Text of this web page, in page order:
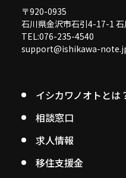
〒920-0935
石川県金沢市石引4-17-1
TEL:076-235-4540
support@ishikawa-
イシカワノオトとは
相談窓口
求人情報
移住支援金